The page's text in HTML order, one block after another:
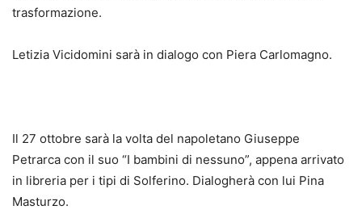
trasformazione.
Letizia Vicidomini sarà in dialogo con Piera Carlomagno.
Il 27 ottobre sarà la volta del napoletano Giuseppe
Petrarca con il suo “I bambini di nessuno”, appena arrivato
in libreria per i tipi di Solferino. Dialogherà con lui Pina
Masturzo.